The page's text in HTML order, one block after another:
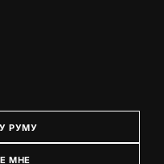
РУМУ
МНЕ